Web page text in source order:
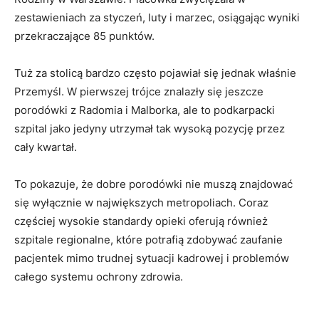
zestawieniach za styczeń, luty i marzec, osiągając wyniki
przekraczające 85 punktów.
Tuż za stolicą bardzo często pojawiał się jednak właśnie
Przemyśl. W pierwszej trójce znalazły się jeszcze
porodówki z Radomia i Malborka, ale to podkarpacki
szpital jako jedyny utrzymał tak wysoką pozycję przez
cały kwartał.
To pokazuje, że dobre porodówki nie muszą znajdować
się wyłącznie w największych metropoliach. Coraz
częściej wysokie standardy opieki oferują również
szpitale regionalne, które potrafią zdobywać zaufanie
pacjentek mimo trudnej sytuacji kadrowej i problemów
całego systemu ochrony zdrowia.